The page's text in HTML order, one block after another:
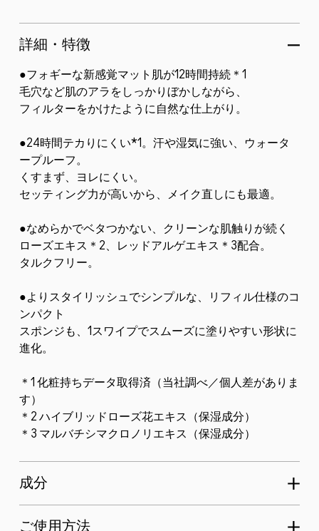
よりスタイリッシュでシンプルに進化したリフィル仕
様のコンパクトは、メイク直しの持ち運びに...
詳細・特徴
●フォギーな新感覚マット肌が12時間持続＊1
毛穴など肌のアラをしっかりぼかしながら、
フィルターをかけたように自然な仕上がり。
●24時間テカりにくい*1。汗や湿気に強い、ウォータ
ープルーフ。
くすまず、ヨレにくい。
セッティング力が高いから、メイク直しにも最適。
●なめらかでベタつかない、クリーンな肌触りが続く
ローズエキス＊2、レッドアルゲエキス＊3配合。
タルクフリー。
●よりスタイリッシュでシンプルな、リフィル仕様のコ
ンパクト
スポンジも、1スワイプでスムーズに塗りやすい形状に
進化。
＊1 化粧持ちデータ取得済（当社調べ／個人差がありま
す）
＊2 ハイブリッドローズ花エキス（保湿成分）
＊3 マルバチシマクロノリエキス（保湿成分）
成分
ご使用方法